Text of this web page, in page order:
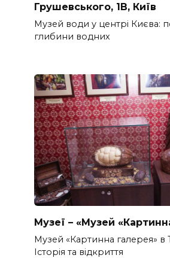
Грушевського, 1В, Київ
Музей води у центрі Києва:
глибини водних
Музеї – «Музей
Музей «Картинна галерея» в
Історія та відкриття